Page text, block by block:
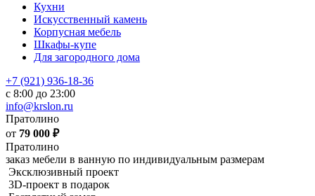
Кухни
Искусственный камень
Корпусная мебель
Шкафы-купе
Для загородного дома
+7 (921) 936-18-36
с 8:00 до 23:00
info@krslon.ru
Пратолино
от 79 000 ₽
Пратолино
заказ мебели в ванную по индивидуальным размерам
Эксклюзивный проект
3D-проект в подарок